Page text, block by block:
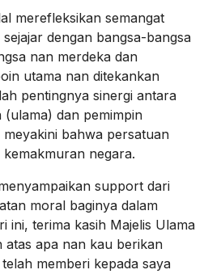
merefleksikan semangat
dengan bangsa-bangsa
nan merdeka dan
utama nan ditekankan
pentingnya sinergi antara
dan pemimpin
bahwa persatuan
negara.
support dari
moral baginya dalam
ini, terima kasih Majelis Ulama
atas apa nan kau berikan
memberi kepada saya